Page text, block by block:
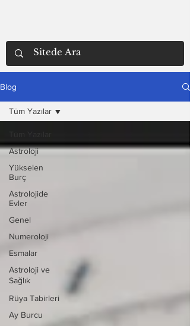
Blog
Astroloji
Yükselen
Burç
Astrolojide
Evler
Genel
Numeroloji
Esmalar
Astroloji ve
Sağlık
Rüya Tabirleri
Ay Burcu
Tüm Yazılar